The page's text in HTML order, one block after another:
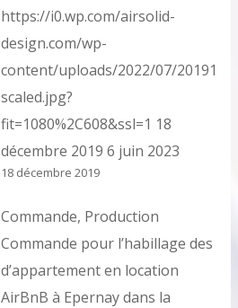
https://i0.wp.com/airsolid-
design.com/wp-
content/uploads/2022/07/
scaled.jpg?
fit=1080%2C608&ssl=1 18
décembre 2019 6 juin 2023
18 décembre 2019
Commande, Production
Commande pour l’habillage des
d’appartement en location
AirBnB à Epernay dans la